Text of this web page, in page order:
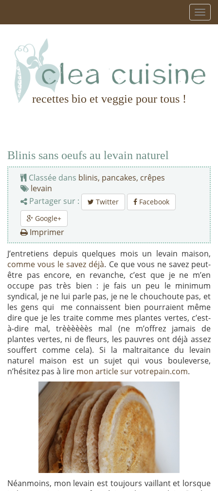
recettes bio et veggie pour tous !
Blinis sans oeufs au levain naturel
Classée dans blinis, pancakes, crêpes
levain
Partager sur :
Twitter
Facebook
Google+
Imprimer
J’entretiens depuis quelques mois un levain maison,
comme vous le savez déjà. Ce que vous ne savez peut-
être pas encore, en revanche, c’est que je ne m’en
occupe pas très bien : je fais un peu le minimum
syndical, je ne lui parle pas, je ne le chouchoute pas, et
les gens qui me connaissent bien pourraient même
dire que je les traite comme mes plantes vertes, c’est-
à-dire mal, trèèèèèès mal (ne m’offrez jamais de
plantes vertes, ni de fleurs, les pauvres ont déjà assez
souffert comme cela). Si la maltraitance du levain
naturel maison est un sujet qui vous bouleverse,
n’hésitez pas à lire mon article sur votrepain.com.
Néanmoins, mon levain est toujours vaillant et lorsque